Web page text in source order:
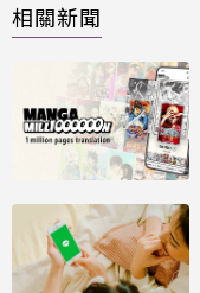
相關新聞